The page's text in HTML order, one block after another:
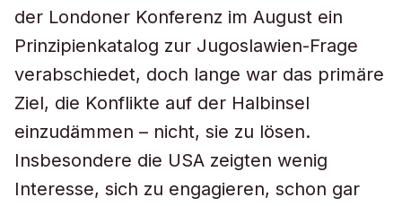
der Londoner Konferenz im August ein
Prinzipienkatalog zur Jugoslawien-Frage
verabschiedet, doch lange war das primäre
Ziel, die Konflikte auf der Halbinsel
einzudämmen – nicht, sie zu lösen.
Insbesondere die USA zeigten wenig
Interesse, sich zu engagieren, schon gar